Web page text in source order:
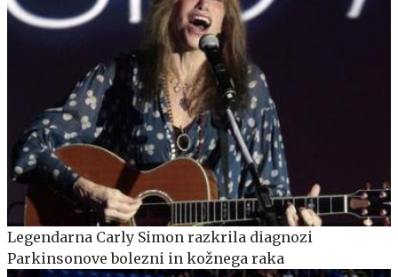
Legendarna Carly Simon razkrila diagnozi
Parkinsonove bolezni in kožnega raka